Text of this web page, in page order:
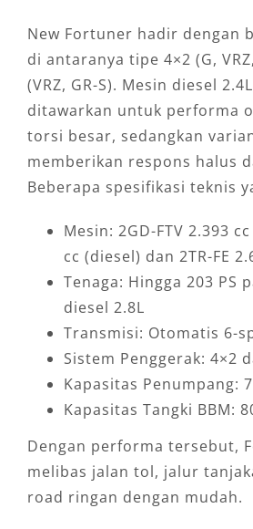
New Fortuner hadir dengan
di antaranya tipe 4×2 (G,
(VRZ, GR-S). Mesin diesel
ditawarkan untuk performa
torsi besar, sedangkan
memberikan respons halus
Beberapa spesifikasi teknis
Mesin: 2GD-FTV 2.393
cc (diesel) dan 2TR-FE
Tenaga: Hingga 203 PS
diesel 2.8L
Transmisi: Otomatis 6-
Sistem Penggerak: 4×2
Kapasitas Penumpang:
Kapasitas Tangki BBM:
Dengan performa tersebut,
melibas jalan tol, jalur
road ringan dengan mudah.